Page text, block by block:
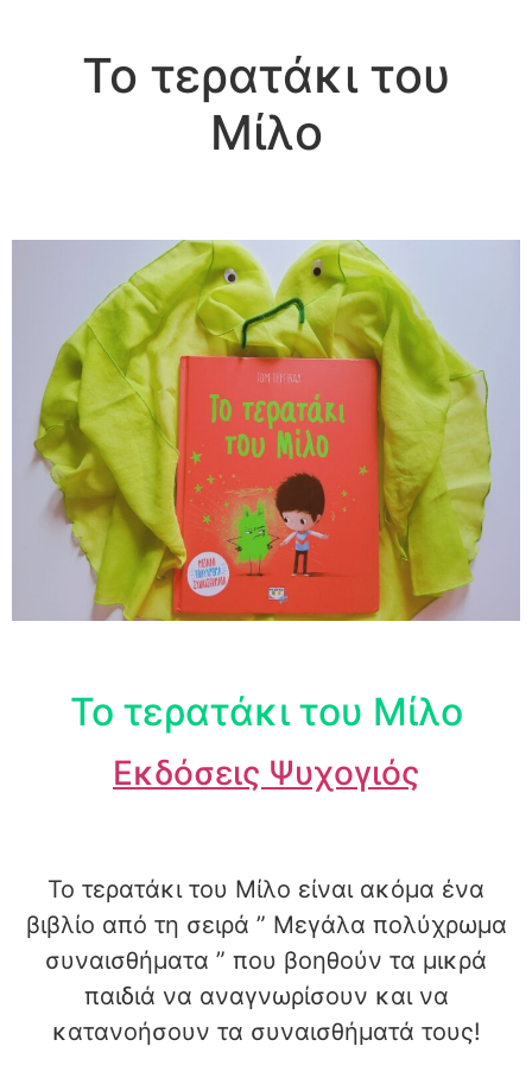
To τερατάκι του
Μίλο
To τερατάκι του Μίλο
Εκδόσεις Ψυχογιός
Το τερατάκι του Μίλο είναι ακόμα ένα
βιβλίο από τη σειρά ” Μεγάλα πολύχρωμα
συναισθήματα ” που βοηθούν τα μικρά
παιδιά να αναγνωρίσουν και να
κατανοήσουν τα συναισθήματά τους!